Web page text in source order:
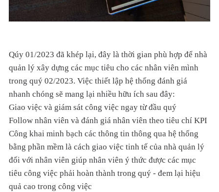
Qúy 01/2023 đã khép lại, đây là thời gian phù hợp để nhà
quản lý xây dựng các mục tiêu cho các nhân viên mình
trong quý 02/2023. Việc thiết lập hệ thống đánh giá
nhanh chóng sẽ mang lại nhiều hữu ích sau đây:
Giao việc và giám sát công việc ngay từ đầu quý
Follow nhân viên và đánh giá nhân viên theo tiêu chí KPI
Công khai minh bạch các thông tin thông qua hệ thống
bằng phần mềm là cách giao việc tinh tế của nhà quản lý
đối với nhân viên giúp nhân viên ý thức được các mục
tiêu công việc phải hoàn thành trong quý - đem lại hiệu
quả cao trong công việc